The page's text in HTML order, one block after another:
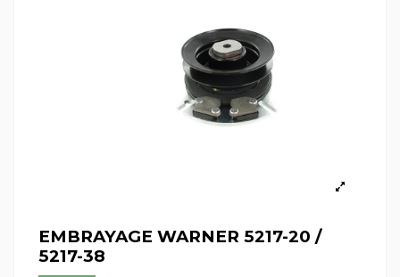
EMBRAYAGE WARNER 5217-20 /
5217-38